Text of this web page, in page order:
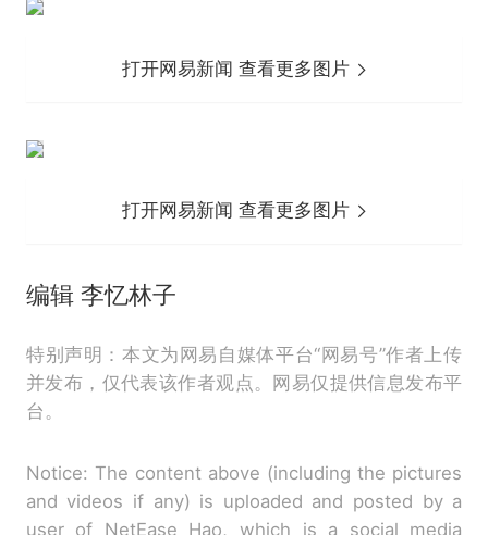
打开网易新闻 查看更多图片
打开网易新闻 查看更多图片
编辑 李忆林子
特别声明：本文为网易自媒体平台“网易号”作者上传
并发布，仅代表该作者观点。网易仅提供信息发布平
台。
Notice: The content above (including the pictures
and videos if any) is uploaded and posted by a
user of NetEase Hao, which is a social media